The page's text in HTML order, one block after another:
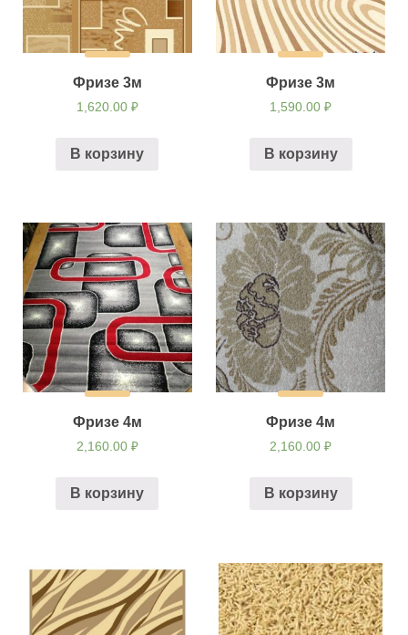
Фризе 3м
1,620.00 ₽
В корзину
Фризе 3м
1,590.00₽
В корзину
Фризе 4м
2,160.00 ₽
В корзину
Фризе 4м
2,160.00₽
В корзину